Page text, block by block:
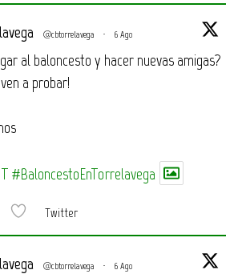
@cbtorrelavega · 6 Ago
al baloncesto y hacer nuevas amigas?
a probar!
#BaloncestoEnTorrelavega
Twitter
@cbtorrelavega · 6 Ago